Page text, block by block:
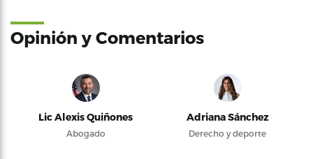
Opinión y Comentarios
Lic Alexis Quiñones
Abogado
Adriana Sánchez
Derecho y deporte